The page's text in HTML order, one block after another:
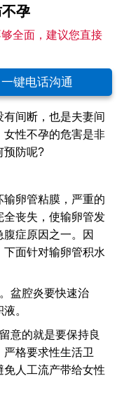
孕
全面，建议您直接
一键电话沟通
间断，也是夫妻间
女性不孕的危害是非
预防呢?
卵管粘膜，严重的
全丧失，使输卵管发
症原因之一。因
面针对输卵管积水
盆腔炎要快速治
。
的就是要保持良
格要求性生活卫
人工流产带给女性